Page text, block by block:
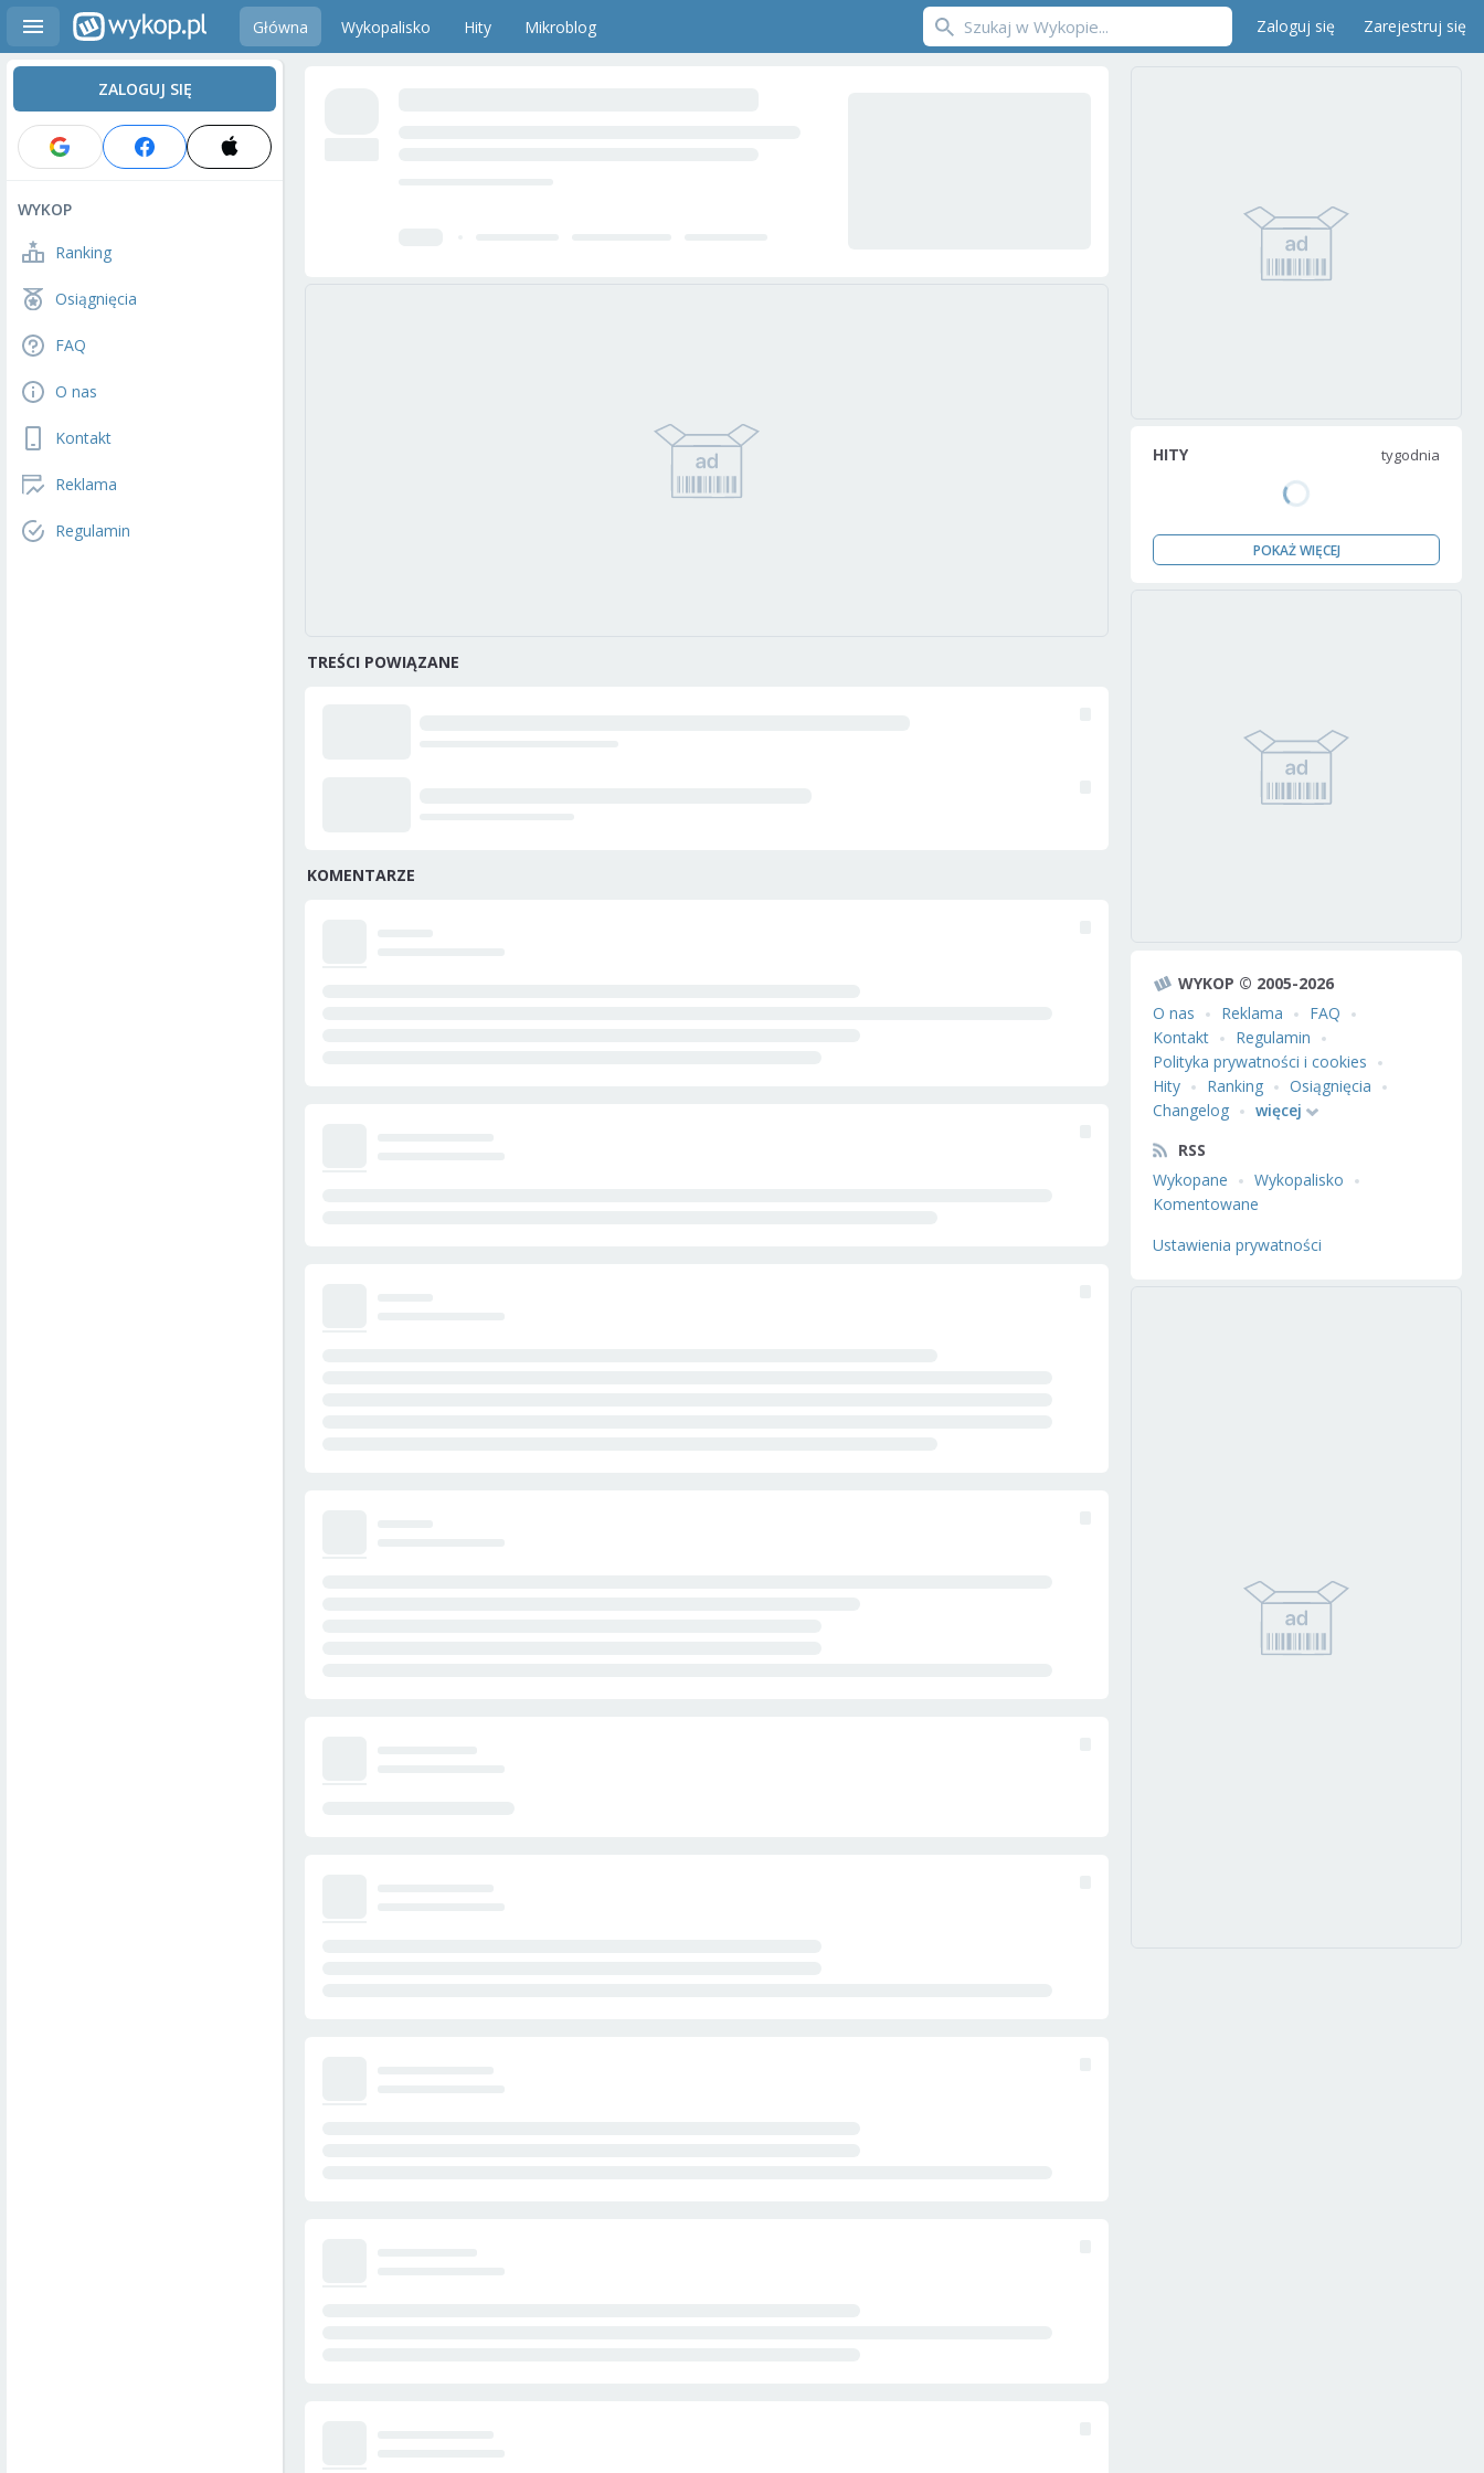
Główna Wykopalisko Hity Mikroblog Zaloguj się Zarejestruj się
ZALOGUJ SIĘ
WYKOP
Ranking
Osiągnięcia
FAQ
O nas
Kontakt
Reklama
Regulamin
TREŚCI POWIĄZANE
KOMENTARZE
HITY tygodnia
POKAŻ WIĘCEJ
WYKOP © 2005-2026
O nas
Reklama
FAQ
Kontakt
Regulamin
Polityka prywatności i cookies
Hity
Ranking
Osiągnięcia
Changelog
więcej
RSS
Wykopane
Wykopalisko
Komentowane
Ustawienia prywatności